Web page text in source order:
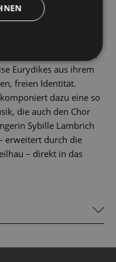
mit
Orpheus. Als
Gabriel Pitoni,
Abend am
Eurydikes aus ihrem
freien Identität.
dazu eine so
die auch den Chor
Sybille Lambrich
erweitert durch die
– direkt in das